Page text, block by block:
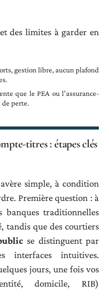
des limites à garder en
gestion libre, aucun plafond
que le PEA ou l’assurance-
perte.
titres : étapes clés
simple, à condition
Première question : à
banques traditionnelles
tandis que des courtiers
se distinguent par
intuitives.
jours, une fois vos
domicile, RIB)